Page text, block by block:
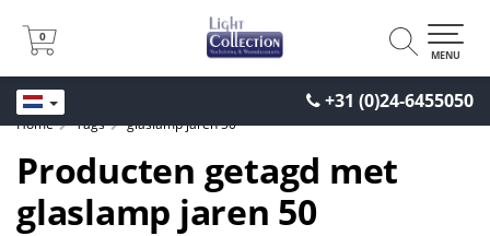
+31 (0)24-6455050
0
0
MENU
Home Tags glaslamp jaren 50
Producten getagd met
glaslamp jaren 50